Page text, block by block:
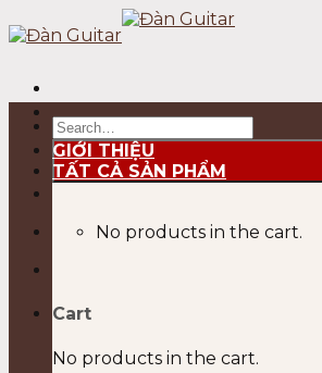
to
Search
for:
No products in the cart.
Cart
No products in the cart.
GIỚI THIỆU
TẤT CẢ SẢN PHẨM